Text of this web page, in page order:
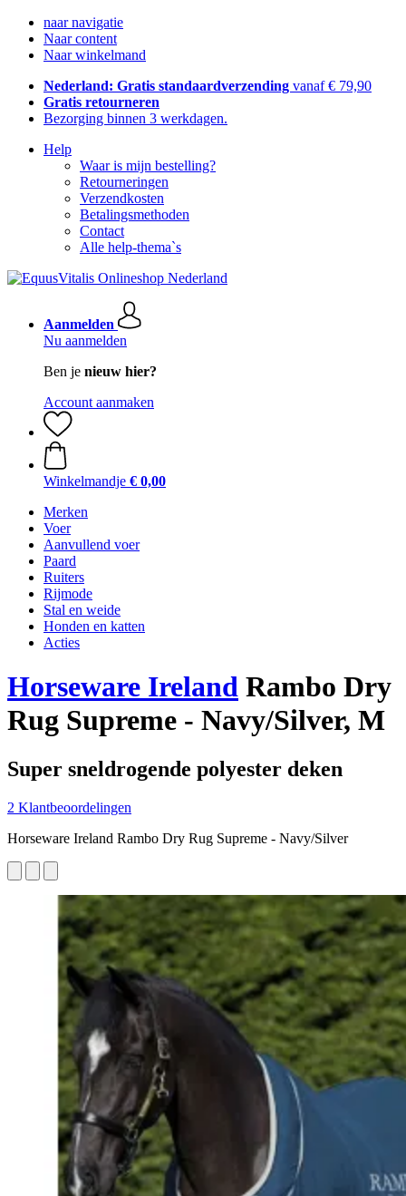
naar navigatie
Naar content
Naar winkelmand
Nederland: Gratis standaardverzending vanaf € 79,90
Gratis retourneren
Bezorging binnen 3 werkdagen.
Help
Waar is mijn bestelling?
Retourneringen
Verzendkosten
Betalingsmethoden
Contact
Alle help-thema`s
Aanmelden
Nu aanmelden
Ben je nieuw hier?
Account aanmaken
Winkelmandje € 0,00
Merken
Voer
Aanvullend voer
Paard
Ruiters
Rijmode
Stal en weide
Honden en katten
Acties
Horseware Ireland Rambo Dry
Rug Supreme - Navy/Silver, M
Super sneldrogende polyester deken
2 Klantbeoordelingen
Horseware Ireland Rambo Dry Rug Supreme - Navy/Silver